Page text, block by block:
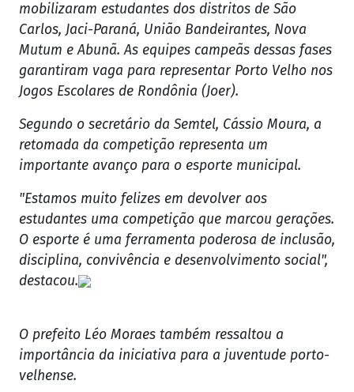
mobilizaram estudantes dos distritos de São
Carlos, Jaci-Paraná, União Bandeirantes, Nova
Mutum e Abunã. As equipes campeãs dessas fases
garantiram vaga para representar Porto Velho nos
Jogos Escolares de Rondônia (Joer).
Segundo o secretário da Semtel, Cássio Moura, a
retomada da competição representa um
importante avanço para o esporte municipal.
"Estamos muito felizes em devolver aos
estudantes uma competição que marcou gerações.
O esporte é uma ferramenta poderosa de inclusão,
disciplina, convivência e desenvolvimento social",
destacou.
O prefeito Léo Moraes também ressaltou a
importância da iniciativa para a juventude porto-
velhense.